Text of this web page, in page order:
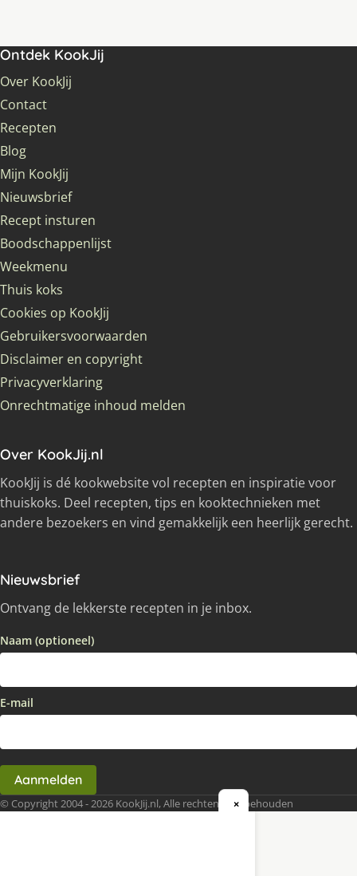
Ontdek KookJij
Over KookJij
Contact
Recepten
Blog
Mijn KookJij
Nieuwsbrief
Recept insturen
Boodschappenlijst
Weekmenu
Thuis koks
Cookies op KookJij
Gebruikersvoorwaarden
Disclaimer en copyright
Privacyverklaring
Onrechtmatige inhoud melden
Over KookJij.nl
KookJij is dé kookwebsite vol recepten en inspiratie voor
thuiskoks. Deel recepten, tips en kooktechnieken met
andere bezoekers en vind gemakkelijk een heerlijk gerecht.
Nieuwsbrief
Ontvang de lekkerste recepten in je inbox.
Naam (optioneel)
E-mail
Aanmelden
© Copyright 2004 - 2026 KookJij.nl, Alle rechten voorbehouden
×